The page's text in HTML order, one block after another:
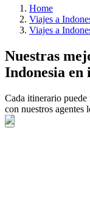
Home
Viajes a
Viajes a
Nuestras
Indonesia en
Cada itinerario puede
con nuestros agentes